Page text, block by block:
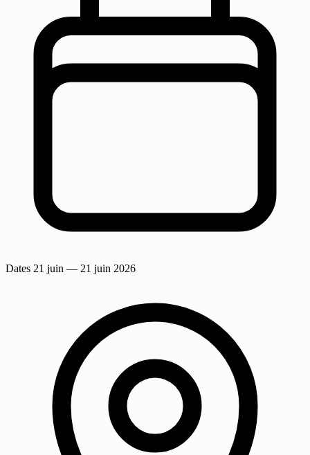
Dates 21 juin — 21 juin 2026